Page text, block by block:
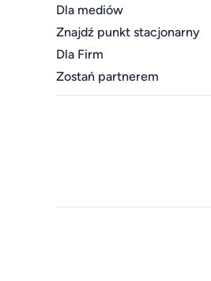
Dla mediów
Znajdź punkt stacjonarny
Dla Firm
Zostań partnerem